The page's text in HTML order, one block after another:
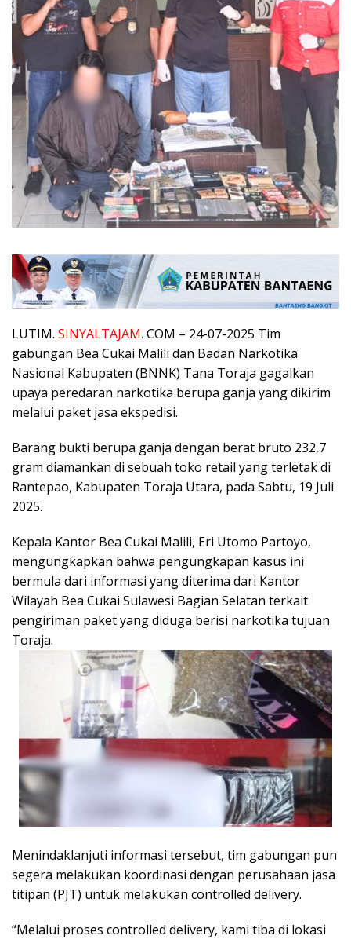
LUTIM. SINYALTAJAM. COM – 24-07-2025 Tim
gabungan Bea Cukai Malili dan Badan Narkotika
Nasional Kabupaten (BNNK) Tana Toraja gagalkan
upaya peredaran narkotika berupa ganja yang dikirim
melalui paket jasa ekspedisi.
Barang bukti berupa ganja dengan berat bruto 232,7
gram diamankan di sebuah toko retail yang terletak di
Rantepao, Kabupaten Toraja Utara, pada Sabtu, 19 Juli
2025.
Kepala Kantor Bea Cukai Malili, Eri Utomo Partoyo,
mengungkapkan bahwa pengungkapan kasus ini
bermula dari informasi yang diterima dari Kantor
Wilayah Bea Cukai Sulawesi Bagian Selatan terkait
pengiriman paket yang diduga berisi narkotika tujuan
Toraja.
Menindaklanjuti informasi tersebut, tim gabungan pun
segera melakukan koordinasi dengan perusahaan jasa
titipan (PJT) untuk melakukan controlled delivery.
“Melalui proses controlled delivery, kami tiba di lokasi